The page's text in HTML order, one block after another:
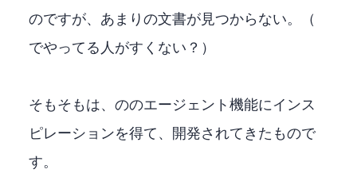
のですが、あまりHOWTOの文書が見つからない。（OpenClaw
でやってる人がすくない？）
そもそもOpenClawは、AnthropicのClaudeCodeのエージェント機能にインス
ピレーションを得て、開発されてきたもので
す。